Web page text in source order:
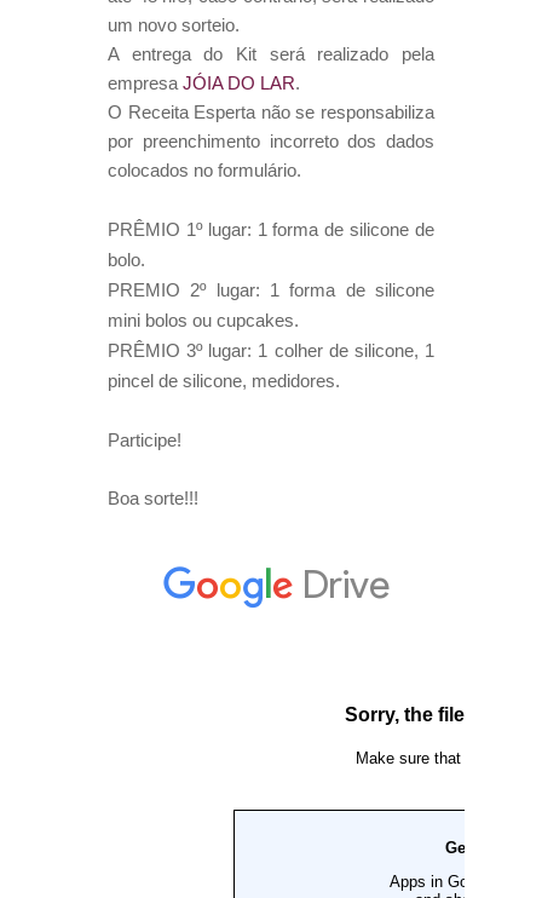
um novo sorteio.
A entrega do Kit será realizado pela
empresa JÓIA DO LAR.
O Receita Esperta não se responsabiliza
por preenchimento incorreto dos dados
colocados no formulário.
PRÊMIO 1º lugar: 1 forma de silicone de
bolo.
PREMIO 2º lugar: 1 forma de silicone
mini bolos ou cupcakes.
PRÊMIO 3º lugar: 1 colher de silicone, 1
pincel de silicone, medidores.
Participe!
Boa sorte!!!